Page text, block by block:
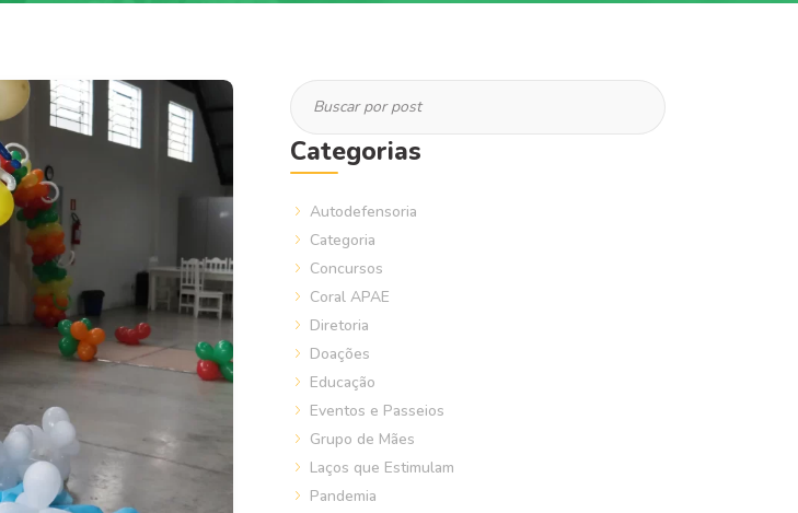
Categorias
Autodefensoria
Categoria
Concursos
Coral APAE
Diretoria
Doações
Educação
Eventos e Passeios
Grupo de Mães
Laços que Estimulam
Pandemia